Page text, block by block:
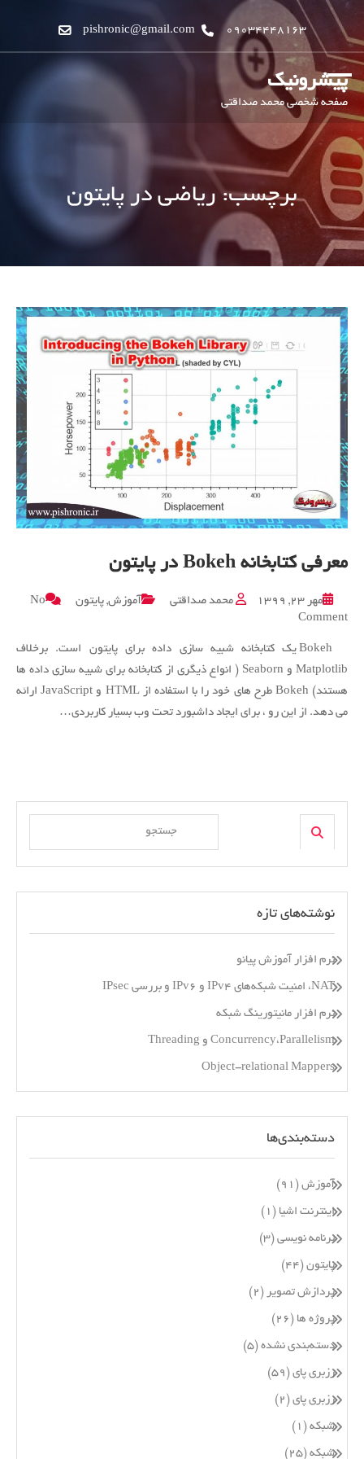
09034448163
pishronic@gmail.com
پیشرونیک
صفحه شخصی محمد صداقتی
برچسب: ریاضی در پایتون
معرفی کتابخانه Bokeh در پایتون
مهر ۲۳, ۱۳۹۹ محمد صداقتی آموزش, پایتون
No
Comment
on
کتابخانه
Bokeh
در
Bokeh یک کتابخانه شبیه سازی داده برای پایتون است. برخلاف
Matplotlib و Seaborn ( انواع ذیگری از کتابخانه برای شبیه سازی داده ها
هستند) Bokeh طرح های خود را با استفاده از HTML و JavaScript ارائه
می دهد. از این رو ، برای ایجاد داشبورد تحت وب بسیار کاربردی…
نوشته‌های تازه
نرم افزار آموزش پیانو
NAT، امنیت شبکه‌های IPv4 و IPv6 و بررسی IPsec
نرم افزار مانیتورینگ شبکه
Concurrency،Parallelism و Threading
Object-relational Mappers
دسته‌بندی‌ها
آموزش (۹۱)
اینترنت اشیا (۱)
برنامه نویسی (۳)
پایتون (۴۴)
پردازش تصویر (۲)
پروژه ها (۲۶)
دسته‌بندی نشده (۵)
رزبری پای (۵۹)
رزبری پای (۲)
شبکه (۱)
شبکه (۲۵)